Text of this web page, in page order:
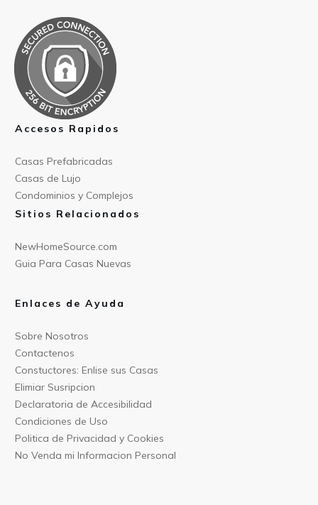
Accesos Rapidos
Casas Prefabricadas
Casas de Lujo
Condominios y Complejos
Sitios Relacionados
NewHomeSource.com
Guia Para Casas Nuevas
Enlaces de Ayuda
Sobre Nosotros
Contactenos
Constuctores: Enlise sus Casas
Elimiar Susripcion
Declaratoria de Accesibilidad
Condiciones de Uso
Politica de Privacidad y Cookies
No Venda mi Informacion Personal